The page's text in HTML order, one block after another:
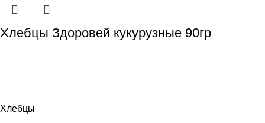
Хлебцы Здоровей кукурузные 90гр
Хлебцы